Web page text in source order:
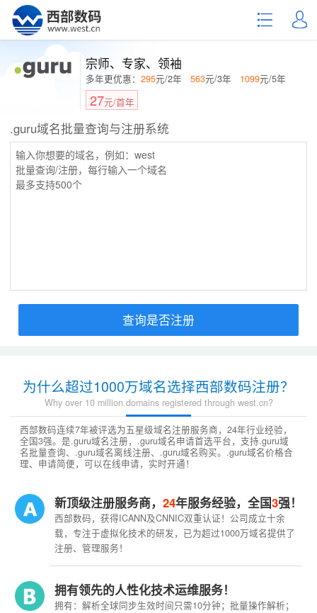
宗师、专家、领袖
多年更优惠：295元/2年563元/3年 1099元/5年
27元/首年
.guru域名批量查询与注册系统
查询是否注册
为什么超过1000万域名选择西部数码注册？
Why over 10 million domains registered through west.cn?
西部数码连续7年被评选为五星级域名注册服务商，24年行业经验，
全国3强。是.guru域名注册，.guru域名申请首选平台，支持.guru域
名批量查询、.guru域名离线注册、.guru域名购买。.guru域名价格合
理、申请简便，可以在线申请，实时开通！
新顶级注册服务商， 24年服务经验，全国3强！
西部数码，获得ICANN及CNNIC双重认证！公司成立十余
载，专注于虚拟化技术的研发，已为超过1000万域名提供了
注册、管理服务！
拥有领先的人性化技术运维服务！
拥有：解析全球同步生效时间只需10分钟；批量操作解析；